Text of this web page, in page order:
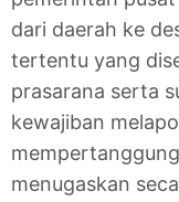
dari daerah ke
tertentu yang
prasarana serta
kewajiban
menugaskan